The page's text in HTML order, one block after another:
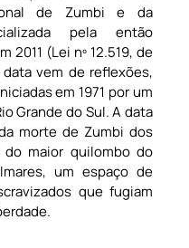
de Zumbi e da
pela então
2011 (Lei nº 12.519, de
vem de reflexões,
em 1971 por um
Grande do Sul. A data
morte de Zumbi dos
do maior quilombo do
um espaço de
que fugiam